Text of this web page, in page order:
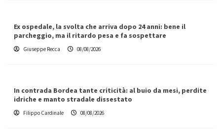
Ex ospedale, la svolta che arriva dopo 24 anni: bene il
parcheggio, ma il ritardo pesa e fa sospettare
Giuseppe Recca 08/08/2026
In contrada Bordea tante criticità: al buio da mesi, perdite
idriche e manto stradale dissestato
Filippo Cardinale 08/08/2026